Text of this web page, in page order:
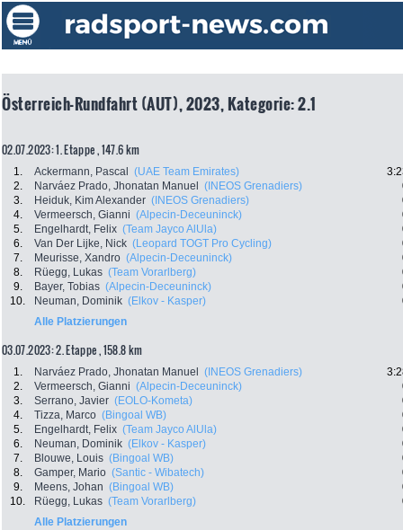
Österreich-Rundfahrt (AUT), 2023, Kategorie: 2.1
02.07.2023: 1. Etappe , 147.6 km
1. Ackermann, Pascal (UAE Team Emirates)
2.
Narváez Prado, Jhonatan Manuel (INEOS Grenadiers)
3.
Heiduk, Kim Alexander (INEOS Grenadiers)
4.
Vermeersch, Gianni (Alpecin-Deceuninck)
5.
Engelhardt, Felix (Team Jayco AlUla)
6.
Van Der Lijke, Nick (Leopard TOGT Pro Cycling)
7.
Meurisse, Xandro (Alpecin-Deceuninck)
8.
Rüegg, Lukas (Team Vorarlberg)
9.
Bayer, Tobias (Alpecin-Deceuninck)
10.
Neuman, Dominik (Elkov - Kasper)
Alle Platzierungen
03.07.2023: 2. Etappe , 158.8 km
1. Narváez Prado, Jhonatan Manuel (INEOS Grenadiers)
2.
Vermeersch, Gianni (Alpecin-Deceuninck)
3.
Serrano, Javier (EOLO-Kometa)
4.
Tizza, Marco (Bingoal WB)
5.
Engelhardt, Felix (Team Jayco AlUla)
6.
Neuman, Dominik (Elkov - Kasper)
7.
Blouwe, Louis (Bingoal WB)
8.
Gamper, Mario (Santic - Wibatech)
9.
Meens, Johan (Bingoal WB)
10.
Rüegg, Lukas (Team Vorarlberg)
Alle Platzierungen